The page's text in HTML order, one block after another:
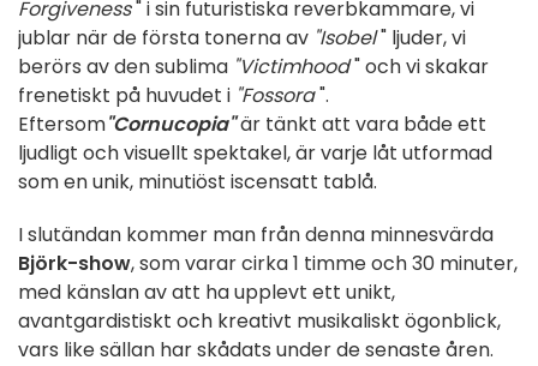
Forgiveness" i sin futuristiska reverbkammare, vi
jublar när de första tonerna av "Isobel" ljuder, vi
berörs av den sublima "Victimhood" och vi skakar
frenetiskt på huvudet i "Fossora".
Eftersom"Cornucopia"är tänkt att vara både ett
ljudligt och visuellt spektakel, är varje låt utformad
som en unik, minutiöst iscensatt tablå.
I slutändan kommer man från denna minnesvärda
Björk-show, som varar cirka 1 timme och 30 minuter,
med känslan av att ha upplevt ett unikt,
avantgardistiskt och kreativt musikaliskt ögonblick,
vars like sällan har skådats under de senaste åren.